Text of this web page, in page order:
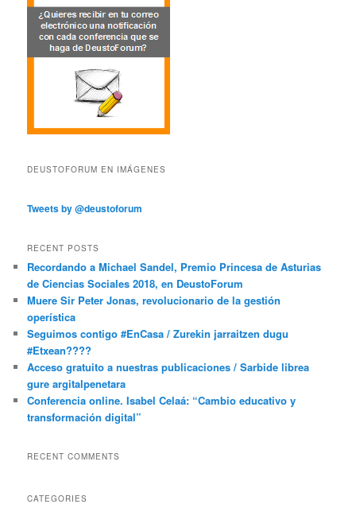
DEUSTOFORUM EN IMÁGENES
Tweets by @deustoforum
RECENT POSTS
Recordando a Michael Sandel, Premio Princesa de Asturias
de Ciencias Sociales 2018, en DeustoForum
Muere Sir Peter Jonas, revolucionario de la gestión
operística
Seguimos contigo #EnCasa / Zurekin jarraitzen dugu
#Etxean????
Acceso gratuito a nuestras publicaciones / Sarbide librea
gure argitalpenetara
Conferencia online. Isabel Celaá: “Cambio educativo y
transformación digital”
RECENT COMMENTS
CATEGORIES